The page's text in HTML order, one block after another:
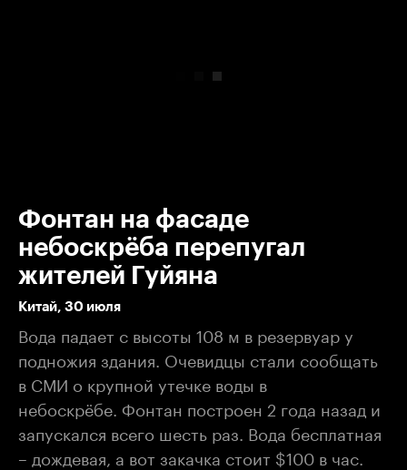
Фонтан на фасаде
небоскрёба перепугал
жителей Гуйяна
Китай, 30 июля
Вода падает с высоты 108 м в резервуар у
подножия здания. Очевидцы стали сообщать
в СМИ о крупной утечке воды в
небоскрёбе. Фонтан построен 2 года назад и
запускался всего шесть раз. Вода бесплатная
– дождевая, а вот закачка стоит $100 в час.